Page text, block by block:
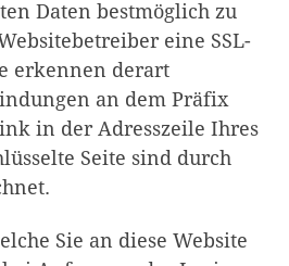
Daten bestmöglich zu
eine SSL-
erkennen derart
an dem Präfix
in der Adresszeile Ihres
Seite sind durch
Sie an diese Website